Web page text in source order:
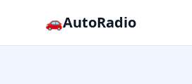
🚗AutoRadio